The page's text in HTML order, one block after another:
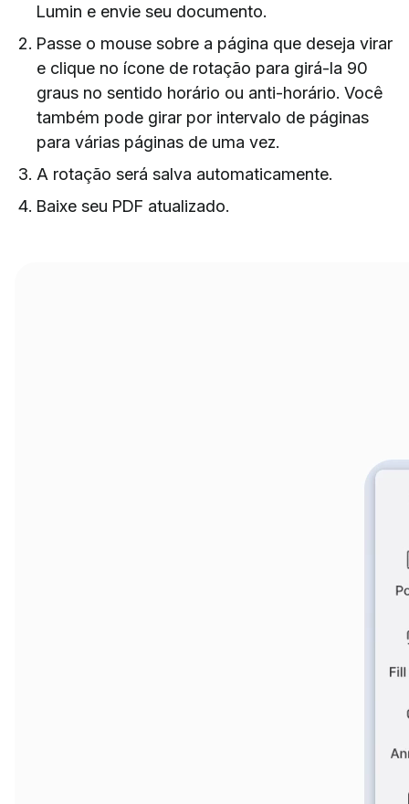
Lumin e envie seu documento.
Passe o mouse sobre a página que deseja virar
e clique no ícone de rotação para girá-la 90
graus no sentido horário ou anti-horário. Você
também pode girar por intervalo de páginas
para várias páginas de uma vez.
A rotação será salva automaticamente.
Baixe seu PDF atualizado.